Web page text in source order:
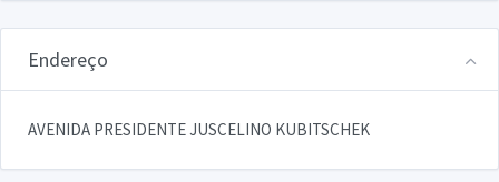
Endereço
AVENIDA PRESIDENTE JUSCELINO KUBITSCHEK